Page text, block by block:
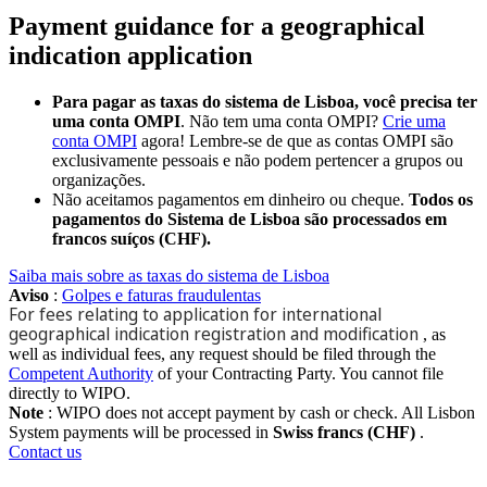
Payment guidance for a geographical
indication application
Para pagar as taxas do sistema de Lisboa, você precisa ter
uma conta OMPI. Não tem uma conta OMPI? Crie uma
conta OMPI agora! Lembre-se de que as contas OMPI são
exclusivamente pessoais e não podem pertencer a grupos ou
organizações.
Não aceitamos pagamentos em dinheiro ou cheque. Todos os
pagamentos do Sistema de Lisboa são processados em
francos suíços (CHF).
Saiba mais sobre as taxas do sistema de Lisboa
Aviso : Golpes e faturas fraudulentas
For fees relating to application for international
geographical indication registration and modification , as
well as individual fees, any request should be filed through the
Competent Authority of your Contracting Party. You cannot file
directly to WIPO.
Note : WIPO does not accept payment by cash or check. All Lisbon
System payments will be processed in Swiss francs (CHF) .
Contact us